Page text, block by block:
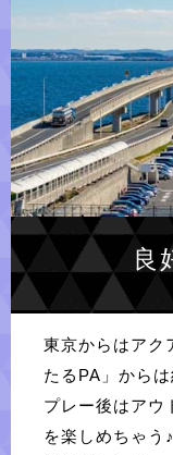
良
東京からはアク
たるPA」からは
プレー後はアウ
を楽しめちゃう♪